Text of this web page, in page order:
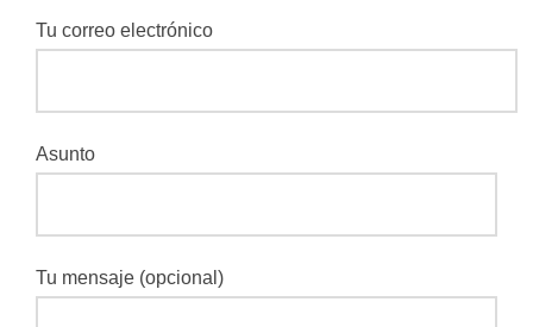
Tu correo electrónico
Asunto
Tu mensaje (opcional)